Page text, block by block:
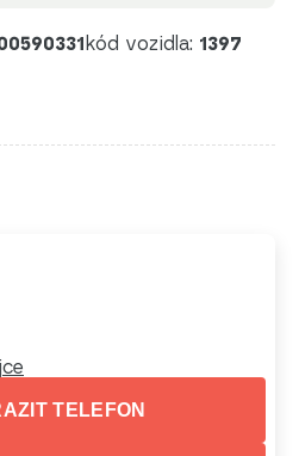
kód vozidla: 1397
TELEFON